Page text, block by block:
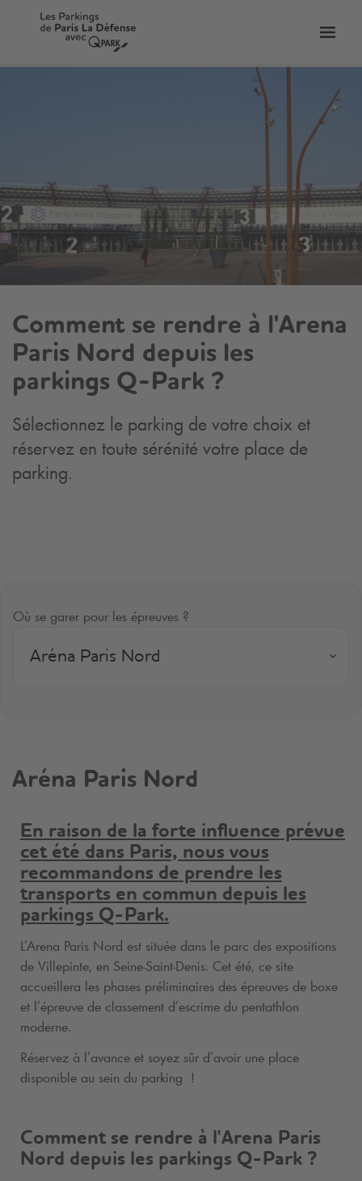
Comment se rendre à l'Arena
Paris Nord depuis les
parkings Q-Park ?
Sélectionnez le parking de votre choix et
réservez en toute sérénité votre place de
parking.
Où se garer pour les épreuves ?
Aréna Paris Nord
Aréna Paris Nord
En raison de la forte influence prévue
cet été dans Paris, nous vous
recommandons de prendre les
transports en commun depuis les
parkings Q-Park.
L’Arena Paris Nord est située dans le parc des expositions
de Villepinte, en Seine-Saint-Denis. Cet été, ce site
accueillera les phases préliminaires des épreuves de boxe
et l’épreuve de classement d’escrime du pentathlon
moderne.
Réservez à l’avance et soyez sûr d’avoir une place
disponible au sein du parking !
Comment se rendre à l'Arena Paris
Nord depuis les parkings Q-Park ?